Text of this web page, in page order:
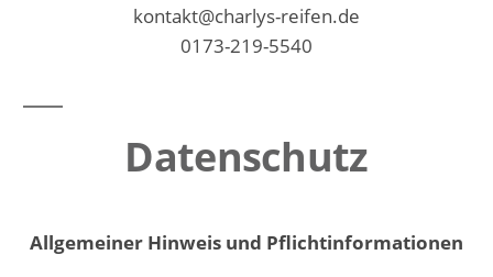
kontakt@charlys-reifen.de
0173-219-5540
Datenschutz
Allgemeiner Hinweis und Pflichtinformationen